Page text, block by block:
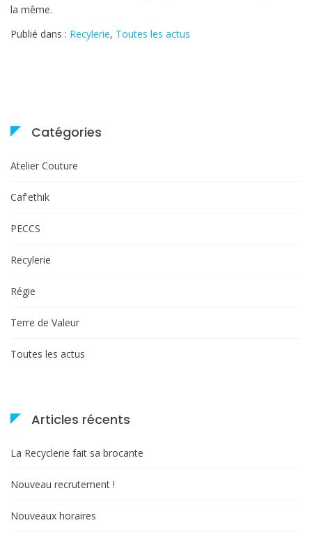
y
était
la même.
Publié dans : Recylerie, Toutes les actus
Catégories
Atelier Couture
Caf'ethik
PECCS
Recylerie
Régie
Terre de Valeur
Toutes les actus
Articles récents
La Recyclerie fait sa brocante
Nouveau recrutement !
Nouveaux horaires